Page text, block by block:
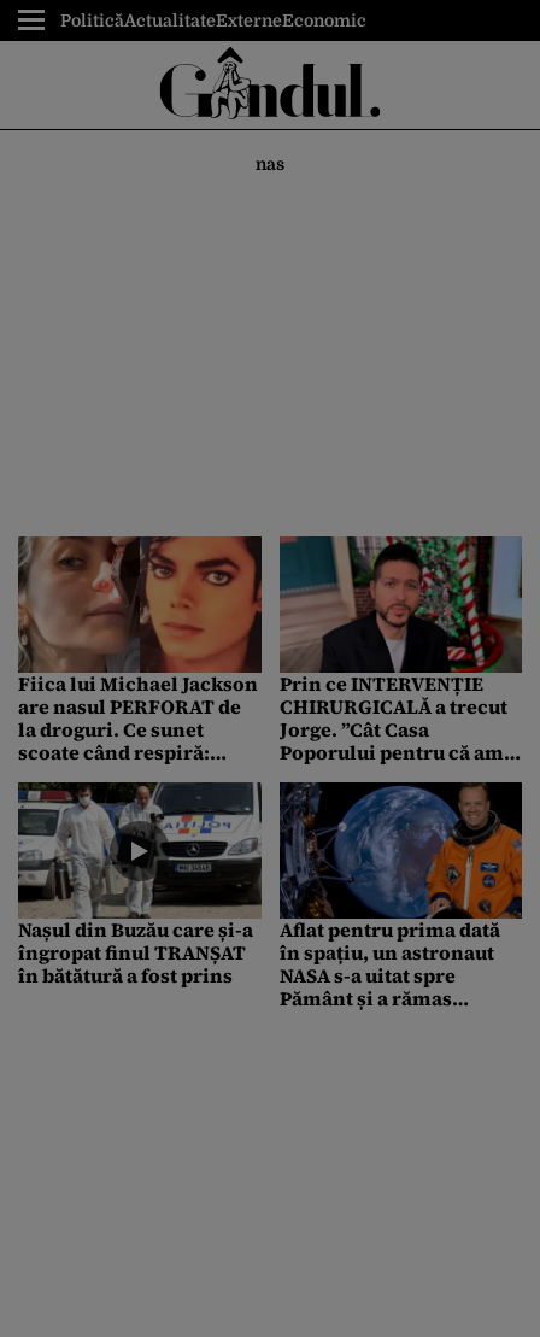
PoliticăActualitateExterneEconomic
nas
Fiica lui Michael Jackson
are nasul PERFORAT de
la droguri. Ce sunet
scoate când respiră:
ani”
Prin ce INTERVENȚIE
CHIRURGICALĂ a trecut
Jorge. ”Cât Casa
Poporului pentru că am
Nașul din Buzău care și-a
îngropat finul TRANȘAT
în bătătură a fost prins
Aflat pentru prima dată
în spațiu, un astronaut
NASA s-a uitat spre
Pământ și a rămas